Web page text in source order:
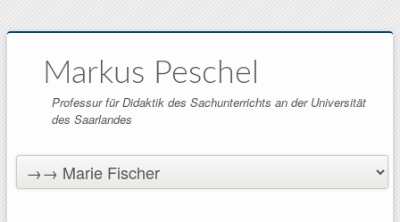
Markus Peschel
Professur für Didaktik des Sachunterrichts an der Universität
des Saarlandes